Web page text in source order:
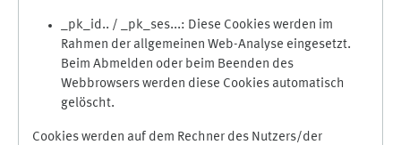
_pk_id.. / _pk_ses...: Diese Cookies werden im
Rahmen der allgemeinen Web-Analyse eingesetzt.
Beim Abmelden oder beim Beenden des
Webbrowsers werden diese Cookies automatisch
gelöscht.
Cookies werden auf dem Rechner des Nutzers/der